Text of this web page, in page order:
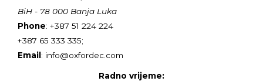
BiH - 78 000 Banja Luka
Phone: +387 51 224 224
+387 65 333 335;
Email: info@oxfordec.com
Radno vrijeme: